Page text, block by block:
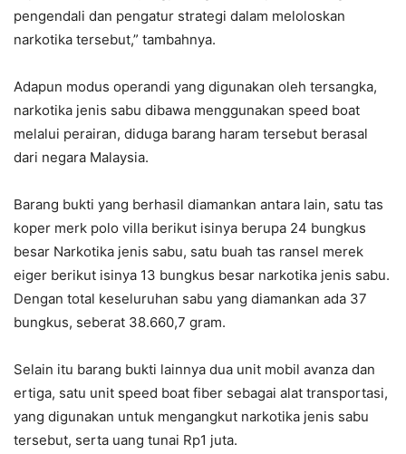
pengendali dan pengatur strategi dalam meloloskan
narkotika tersebut,” tambahnya.
Adapun modus operandi yang digunakan oleh tersangka,
narkotika jenis sabu dibawa menggunakan speed boat
melalui perairan, diduga barang haram tersebut berasal
dari negara Malaysia.
Barang bukti yang berhasil diamankan antara lain, satu tas
koper merk polo villa berikut isinya berupa 24 bungkus
besar Narkotika jenis sabu, satu buah tas ransel merek
eiger berikut isinya 13 bungkus besar narkotika jenis sabu.
Dengan total keseluruhan sabu yang diamankan ada 37
bungkus, seberat 38.660,7 gram.
Selain itu barang bukti lainnya dua unit mobil avanza dan
ertiga, satu unit speed boat fiber sebagai alat transportasi,
yang digunakan untuk mengangkut narkotika jenis sabu
tersebut, serta uang tunai Rp1 juta.